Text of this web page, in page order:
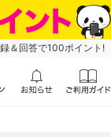
＆回答で100ポイント!